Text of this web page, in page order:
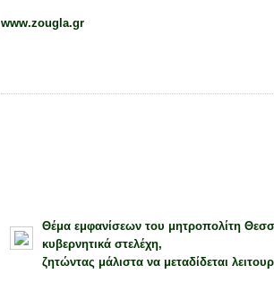
www.zougla.gr
Θέμα εμφανίσεων του μητροπολίτη
κυβερνητικά στελέχη,
ζητώντας μάλιστα να μεταδίδεται